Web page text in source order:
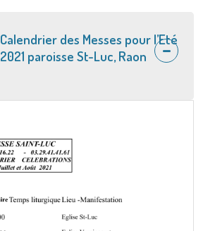
Calendrier des Messes pour l’Eté
2021 paroisse St-Luc, Raon